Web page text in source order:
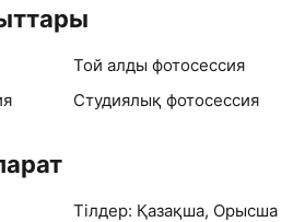
Той алды фотосессия
Студиялық фотосессия
Тілдер: Қазақша, Орысша